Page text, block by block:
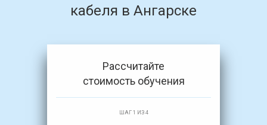
кабеля в Ангарске
Рассчитайте
стоимость обучения
ШАГ 1 ИЗ 4